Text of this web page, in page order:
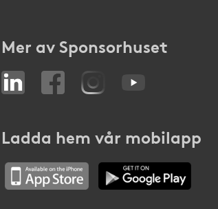
Mer av Sponsorhuset
Ladda hem vår mobilapp